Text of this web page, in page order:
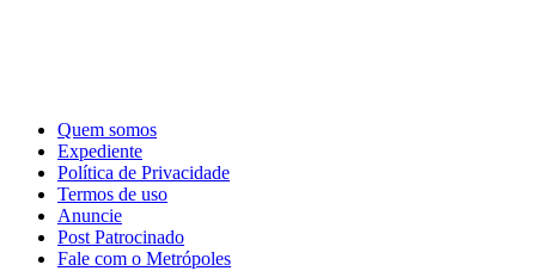
Quem somos
Expediente
Política de Privacidade
Termos de uso
Anuncie
Post Patrocinado
Fale com o Metrópoles